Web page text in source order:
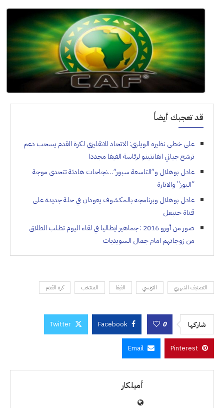
قد تعجبك أيضاً
على خطى نظيره الويلزي: الاتحاد الانقليزي لكرة القدم يسحب دعم
ترشح جياني انفانتينو لرئاسة الفيفا مجددا
عادل بوهلال و”التاسعة سبور”…نجاحات هادئة تتحدى موجة
“البوز” والاثارة
عادل بوهلال وبرنامجه بالمكشوف يعودان في حلة جديدة على
قناة حنبعل
صور من أورو 2016 : جماهير ايطاليا في لقاء اليوم تطلب الطلاق
من زوجاتهم امام جمال السويديات
التصنيف الشهري التونسي الفيفا المنتخب كرة القدم
شاركها 0
Facebook
Twitter
Pinterest
Email
أميلكار